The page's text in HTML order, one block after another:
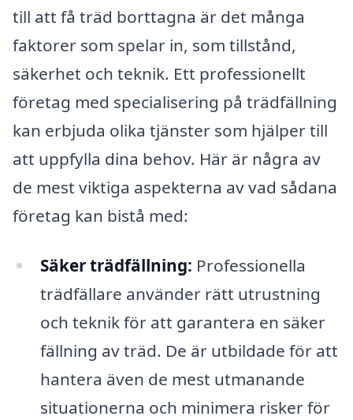
till att få träd borttagna är det många
faktorer som spelar in, som tillstånd,
säkerhet och teknik. Ett professionellt
företag med specialisering på trädfällning
kan erbjuda olika tjänster som hjälper till
att uppfylla dina behov. Här är några av
de mest viktiga aspekterna av vad sådana
företag kan bistå med:
Säker trädfällning: Professionella
trädfällare använder rätt utrustning
och teknik för att garantera en säker
fällning av träd. De är utbildade för att
hantera även de mest utmanande
situationerna och minimera risker för